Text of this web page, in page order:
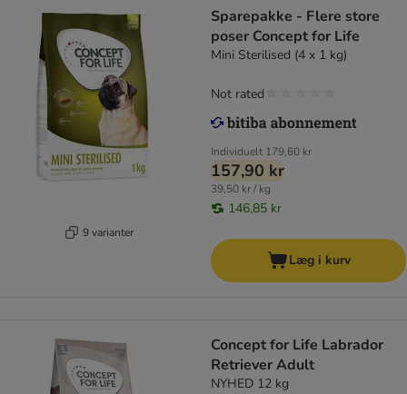
9 varianter
Sparepakke - Flere store
poser Concept for Life
Mini Sterilised (4 x 1 kg)
Individuelt 179,60 kr
157,90 kr
39,50 kr / kg
146,85 kr
Not rated
Læg i kurv
Concept for Life Labrador
Retriever Adult
NYHED 12 kg